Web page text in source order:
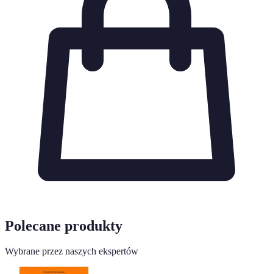
Polecane produkty
Wybrane przez naszych ekspertów